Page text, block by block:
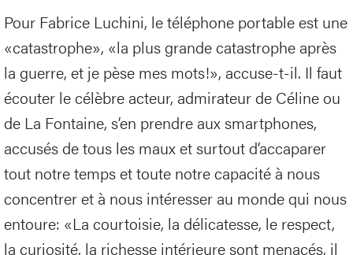
Pour Fabrice Luchini, le téléphone portable est une
«catastrophe», «la plus grande catastrophe après
la guerre, et je pèse mes mots!», accuse-t-il. Il faut
écouter le célèbre acteur, admirateur de Céline ou
de La Fontaine, s’en prendre aux smartphones,
accusés de tous les maux et surtout d’accaparer
tout notre temps et toute notre capacité à nous
concentrer et à nous intéresser au monde qui nous
entoure: «La courtoisie, la délicatesse, le respect,
la curiosité, la richesse intérieure sont menacés, il